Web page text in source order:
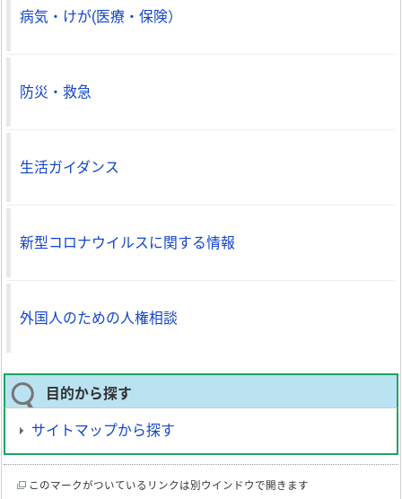
病気・けが(医療・保険）
防災・救急
生活ガイダンス
新型コロナウイルスに関する情報
外国人のための人権相談
目的から探す
サイトマップから探す
このマークがついているリンクは別ウインドウで開きます